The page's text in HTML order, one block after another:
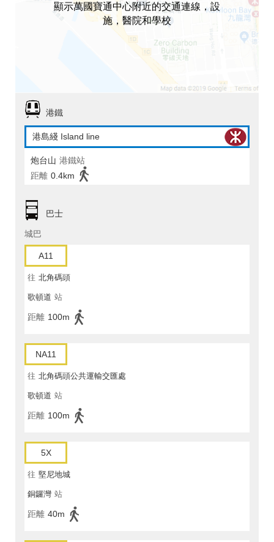
顯示萬國寶通中心附近的交通連線，設
施，醫院和學校
港鐵
港島綫 Island line
炮台山 港鐵站
距離 0.4km
巴士
城巴
A11
往 北角碼頭
歌頓道 站
距離 100m
NA11
往 北角碼頭公共運輸交匯處
歌頓道 站
距離 100m
5X
往 堅尼地城
銅鑼灣 站
距離 40m